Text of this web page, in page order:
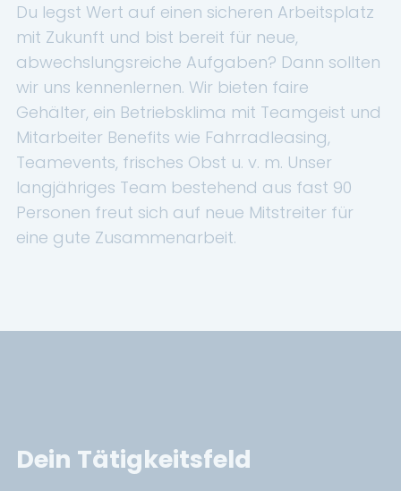
Teile & Zubehör
Renault Service
Dacia Service
UNTERNEHMEN
Standort Landau
Standort Neustadt
Du legst Wert auf einen sicheren Arbeitsplatz
mit Zukunft und bist bereit für neue,
abwechslungsreiche Aufgaben? Dann sollten
wir uns kennenlernen. Wir bieten faire
Gehälter, ein Betriebsklima mit Teamgeist und
Mitarbeiter Benefits wie Fahrradleasing,
Teamevents, frisches Obst u. v. m. Unser
langjähriges Team bestehend aus fast 90
Personen freut sich auf neue Mitstreiter für
eine gute Zusammenarbeit.
Dein Tätigkeitsfeld